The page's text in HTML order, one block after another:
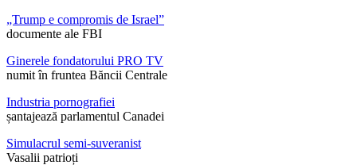
„Trump e compromis de Israel”
documente ale FBI
Ginerele fondatorului PRO TV
numit în fruntea Băncii Centrale
Industria pornografiei
șantajează parlamentul Canadei
Simulacrul semi-suveranist
Vasalii patrioți